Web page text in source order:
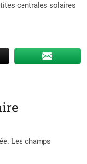
centrales solaires
Les champs